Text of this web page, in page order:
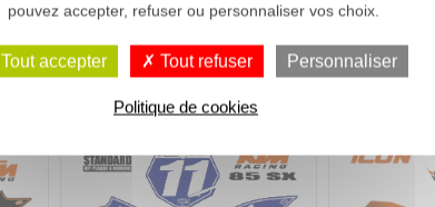
pouvez accepter, refuser ou personnaliser vos choix.
Tout accepter Tout refuser Personnaliser
Politique de cookies